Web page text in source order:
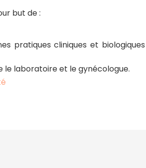
but de :
pratiques cliniques et biologiques
laboratoire et le gynécologue.